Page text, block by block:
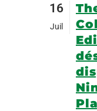
16
Juil